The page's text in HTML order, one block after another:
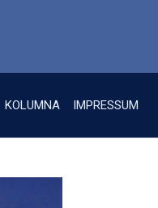
KOLUMNA IMPRESSUM